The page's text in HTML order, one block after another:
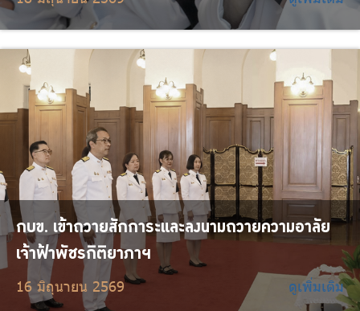
กบข. เข้าถวายสักการะและลงนามถวายความอาลัย
เจ้าฟ้าพัชรกิติยาภาฯ
16 มิถุนายน 2569 ดูเพิ่มเติม